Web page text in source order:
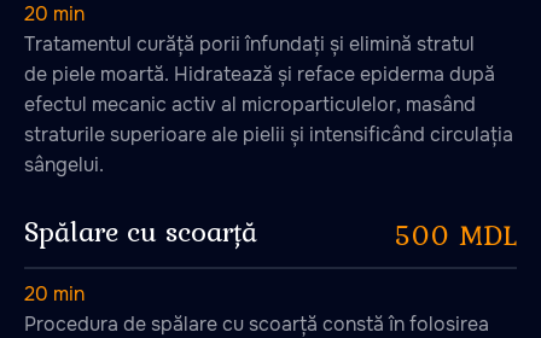
20 min
Tratamentul curăță porii înfundați și elimină stratul
de piele moartă. Hidratează și reface epiderma după
efectul mecanic activ al microparticulelor, masând
straturile superioare ale pielii și intensificând circulația
sângelui.
Spălare cu scoarță 500 MDL
20 min
Procedura de spălare cu scoarță constă în folosirea